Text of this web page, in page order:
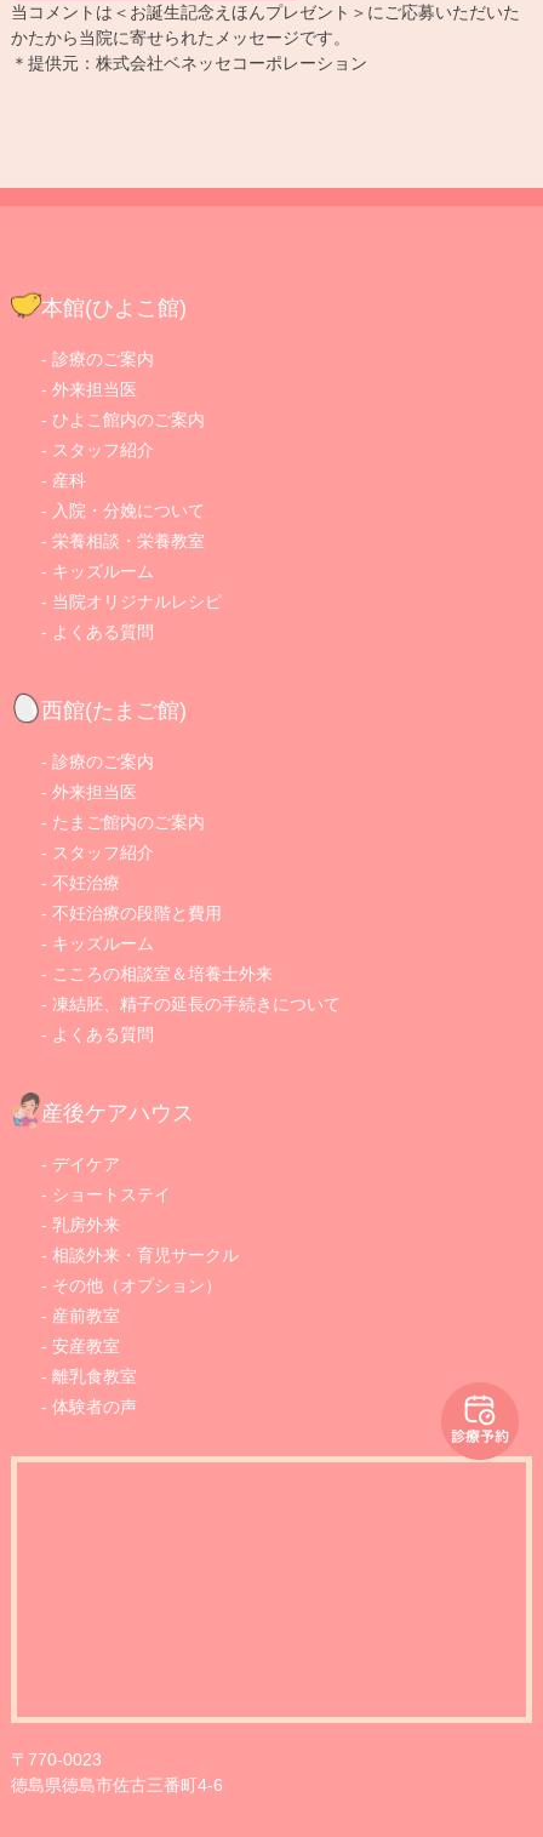
当コメントは＜お誕生記念えほんプレゼント＞にご応募いただいた
かたから当院に寄せられたメッセージです。
＊提供元：株式会社ベネッセコーポレーション
本館(ひよこ館)
診療のご案内
外来担当医
ひよこ館内のご案内
スタッフ紹介
産科
入院・分娩について
栄養相談・栄養教室
キッズルーム
当院オリジナルレシピ
よくある質問
西館(たまご館)
診療のご案内
外来担当医
たまご館内のご案内
スタッフ紹介
不妊治療
不妊治療の段階と費用
キッズルーム
こころの相談室＆培養士外来
凍結胚、精子の延長の手続きについて
よくある質問
産後ケアハウス
デイケア
ショートステイ
乳房外来
相談外来・育児サークル
その他（オプション）
産前教室
安産教室
離乳食教室
体験者の声
〒770-0023
徳島県徳島市佐古三番町4-6